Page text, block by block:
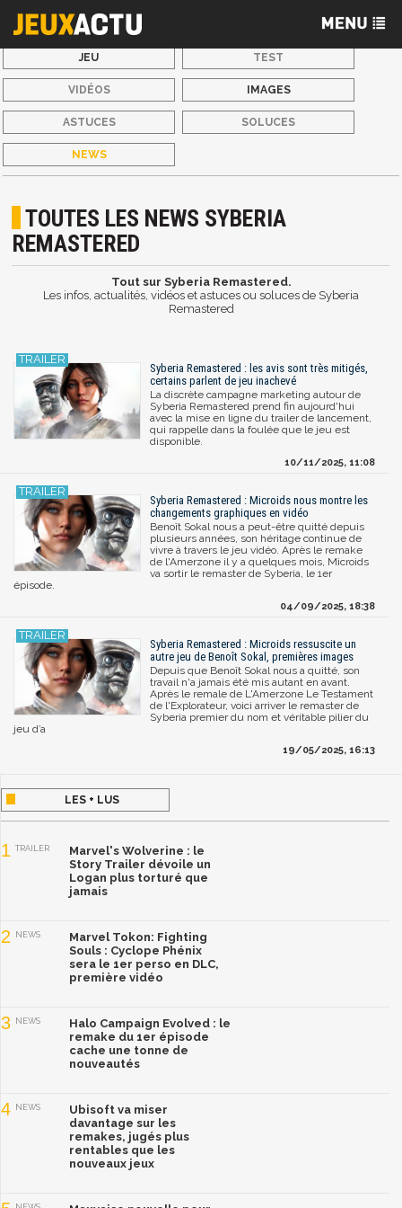
JEU TEST
VIDÉOS IMAGES
ASTUCES SOLUCES
NEWS
TOUTES LES NEWS SYBERIA
REMASTERED
Tout sur Syberia Remastered.
Les infos, actualités, vidéos et astuces ou soluces de Syberia
Remastered
Syberia Remastered : les avis sont très mitigés,
certains parlent de jeu inachevé
La discrète campagne marketing autour de
Syberia Remastered prend fin aujourd'hui
avec la mise en ligne du trailer de lancement,
qui rappelle dans la foulée que le jeu est
disponible.
10/11/2025, 11:08
Syberia Remastered : Microids nous montre les
changements graphiques en vidéo
Benoît Sokal nous a peut-être quitté depuis
plusieurs années, son héritage continue de
vivre à travers le jeu vidéo. Après le remake
de l'Amerzone il y a quelques mois, Microids
va sortir le remaster de Syberia, le 1er
épisode.
04/09/2025, 18:38
Syberia Remastered : Microids ressuscite un
autre jeu de Benoît Sokal, premières images
Depuis que Benoît Sokal nous a quitté, son
travail n'a jamais été mis autant en avant.
Après le remale de L'Amerzone Le Testament
de l'Explorateur, voici arriver le remaster de
Syberia premier du nom et véritable pilier du
jeu d’a
19/05/2025, 16:13
LES + LUS
1 TRAILER
Marvel's Wolverine : le
Story Trailer dévoile un
Logan plus torturé que
jamais
2 NEWS
Marvel Tokon: Fighting
Souls : Cyclope Phénix
sera le 1er perso en DLC,
première vidéo
3 NEWS
Halo Campaign Evolved : le
remake du 1er épisode
cache une tonne de
nouveautés
4 NEWS
Ubisoft va miser
davantage sur les
remakes, jugés plus
rentables que les
nouveaux jeux